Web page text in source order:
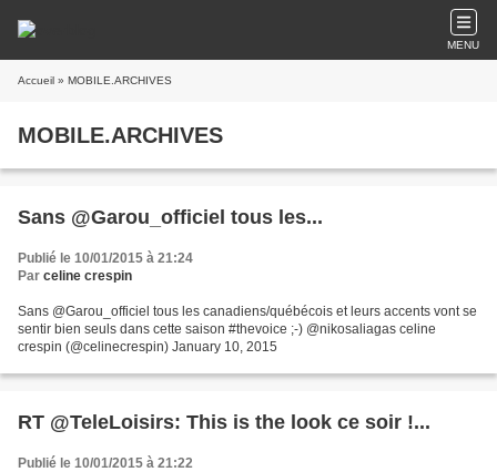
MENU
Accueil » MOBILE.ARCHIVES
MOBILE.ARCHIVES
Sans @Garou_officiel tous les...
Publié le 10/01/2015 à 21:24
Par celine crespin
Sans @Garou_officiel tous les canadiens/québécois et leurs accents vont se
sentir bien seuls dans cette saison #thevoice ;-) @nikosaliagas celine
crespin (@celinecrespin) January 10, 2015
RT @TeleLoisirs: This is the look ce soir !...
Publié le 10/01/2015 à 21:22